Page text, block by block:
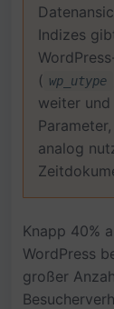
Indizes
( wp_utype
weiter und
analog
Knapp 40%
WordPress
großer